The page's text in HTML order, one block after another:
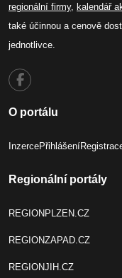
regionální firmy, kalendář
také účinnou a cenově
jednotlivce.
O portálu
InzercePřihlášení
Regionální portály
REGIONPLZEN.CZ
REGIONZAPAD.CZ
REGIONJIH.CZ